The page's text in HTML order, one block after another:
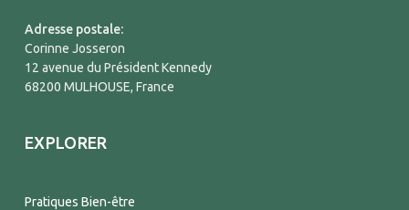
Adresse postale:
Corinne Josseron
12 avenue du Président Kennedy
68200 MULHOUSE, France
EXPLORER
Pratiques Bien-être